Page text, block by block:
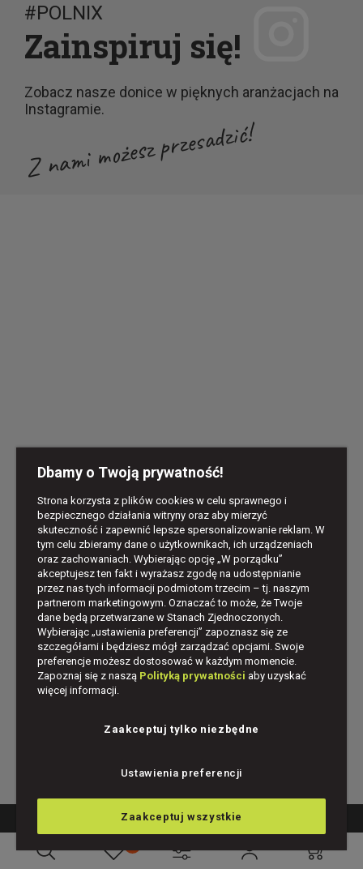
#POLNIX
Zainspiruj się!
Zobacz nasze donice w pięknych aranżacjach na
Instagramie.
Z nami możesz przesadzić!
Newsletter
Zapisz się do newslettera i zyskaj 5% na pierwsze
zakupy
MAPA STRONY
Dbamy o Twoją prywatność!
Strona korzysta z plików cookies w celu sprawnego i
bezpiecznego działania witryny oraz aby mierzyć
skuteczność i zapewnić lepsze spersonalizowanie reklam. W
tym celu zbieramy dane o użytkownikach, ich urządzeniach
oraz zachowaniach. Wybierając opcję „W porządku”
akceptujesz ten fakt i wyrażasz zgodę na udostępnianie
przez nas tych informacji podmiotom trzecim – tj. naszym
partnerom marketingowym. Oznaczać to może, że Twoje
dane będą przetwarzane w Stanach Zjednoczonych.
Wybierając „ustawienia preferencji” zapoznasz się ze
szczegółami i będziesz mógł zarządzać opcjami. Swoje
preferencje możesz dostosować w każdym momencie.
Zapoznaj się z naszą Polityką prywatności aby uzyskać
więcej informacji.
Zaakceptuj tylko niezbędne
Ustawienia preferencji
Zaakceptuj wszystkie